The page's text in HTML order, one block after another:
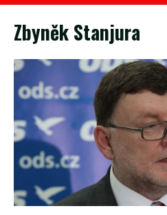
Zbyněk Stanjura